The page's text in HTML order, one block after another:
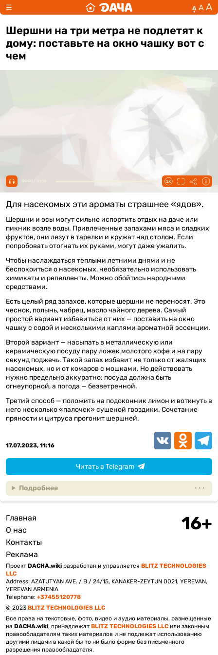
☰ А А А
Шершни на три метра не подлетят к
дому: поставьте на окно чашку вот с
чем
Для насекомых эти ароматы страшнее «ядов».
Шершни и осы могут сильно испортить отдых на даче или
пикник возле воды. Привлеченные запахами мяса и сладких
фруктов, они лезут в тарелки и кружат над столом. Если
попробовать отогнать их руками, могут даже ужалить.
Чтобы наслаждаться теплыми летними днями и не
беспокоиться о насекомых, необязательно использовать
химикаты и репелленты. Можно обойтись народными
средствами.
Есть целый ряд запахов, которые шершни не переносят. Это
чеснок, полынь, чабрец, масло чайного дерева. Самый
простой вариант избавиться от них — поставить на окно
чашку с содой и несколькими каплями ароматной эссенции.
Второй вариант — насыпать в металлическую или
керамическую посуду пару ложек молотого кофе и на пару
секунд поджечь. Такой запах избавит не только от жалящих
насекомых, но и от комаров с мошками. Но действовать
нужно предельно аккуратно: посуда должна быть
огнеупорной, а погода — безветренной.
Третий способ — положить на подоконник лимон и воткнуть в
него несколько «палочек» сушеной гвоздики. Сочетание
пряности и цитруса прогонит шершней.
17.07.2023, 11:16
VK
Читать в Telegram
Подробнее
Подвал
Главная
О нас
Контакты
Реклама
Проект DACHA.wiki разработан и управляется BLITZ TECHNOLOGIES
LLC
Address: AZATUTYAN AVE. / B / 24/15, KANAKER-ZEYTUN 0021, YEREVAN,
YEREVAN ARMENIA
Telephone: +37455120778
© 2023 BLITZ TECHNOLOGIES LLC
Все права на текстовые, фото, видео и аудио материалы, размещенные
на DACHA.wiki, принадлежат BLITZ TECHNOLOGIES LLC или законным
правообладателям таких материалов и не подлежат использованию
другими лицами в какой бы то ни было форме без письменного
разрешения правообладателя.